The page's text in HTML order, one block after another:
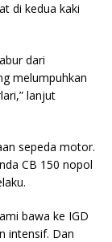
di kedua kaki
dari
melumpuhkan
lanjut
sepeda motor.
CB 150 nopol
bawa ke IGD
intensif. Dan